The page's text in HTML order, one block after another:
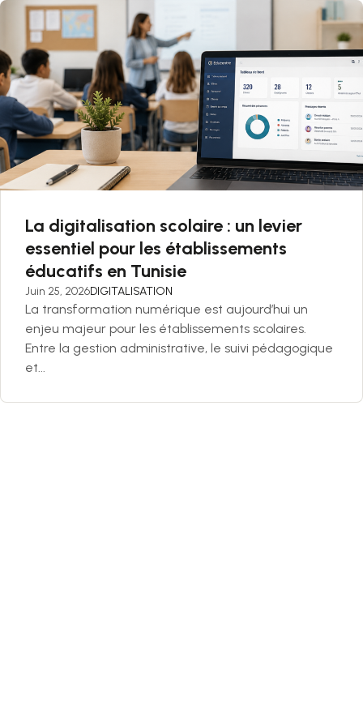
La digitalisation scolaire : un levier
essentiel pour les établissements
éducatifs en Tunisie
Juin 25, 2026DIGITALISATION
La transformation numérique est aujourd’hui un
enjeu majeur pour les établissements scolaires.
Entre la gestion administrative, le suivi pédagogique
et...